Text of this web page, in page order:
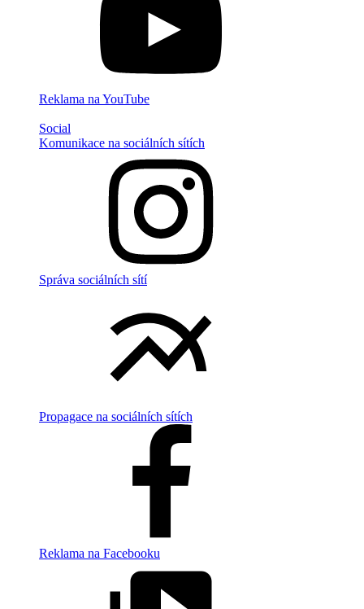
Reklama na YouTube
Social
Komunikace na sociálních sítích
Správa sociálních sítí
Propagace na sociálních sítích
Reklama na Facebooku